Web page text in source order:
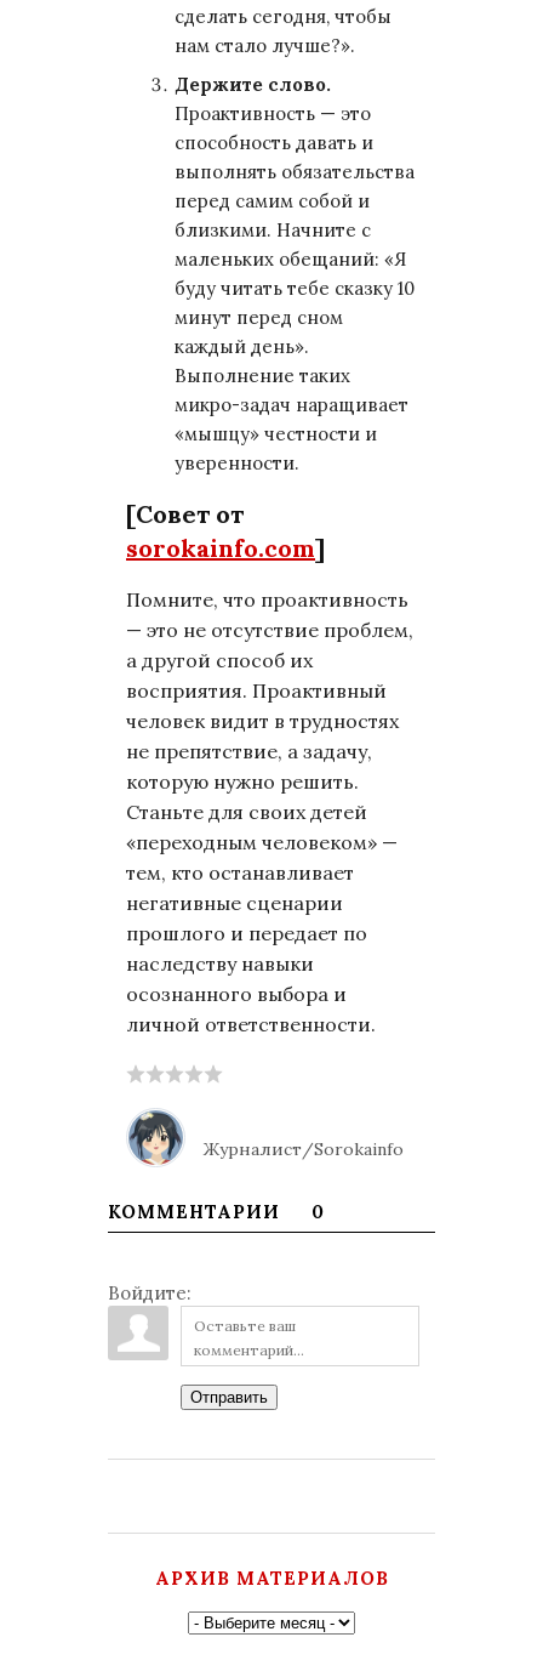
сделать сегодня, чтобы
нам стало лучше?».
Держите слово.
Проактивность — это
способность давать и
выполнять обязательства
перед самим собой и
близкими. Начните с
маленьких обещаний: «Я
буду читать тебе сказку 10
минут перед сном
каждый день».
Выполнение таких
микро-задач наращивает
«мышцу» честности и
уверенности.
[Совет от
sorokainfo.com]
Помните, что проактивность
— это не отсутствие проблем,
а другой способ их
восприятия. Проактивный
человек видит в трудностях
не препятствие, а задачу,
которую нужно решить.
Станьте для своих детей
«переходным человеком» —
тем, кто останавливает
негативные сценарии
прошлого и передает по
наследству навыки
осознанного выбора и
личной ответственности.
Журналист/Sorokainfo
КОММЕНТАРИИ 0
Войдите:
Отправить
АРХИВ МАТЕРИАЛОВ